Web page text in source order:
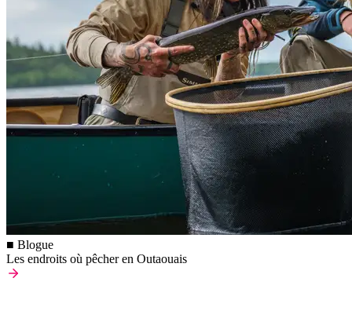
■ Blogue
Les endroits où pêcher en Outaouais